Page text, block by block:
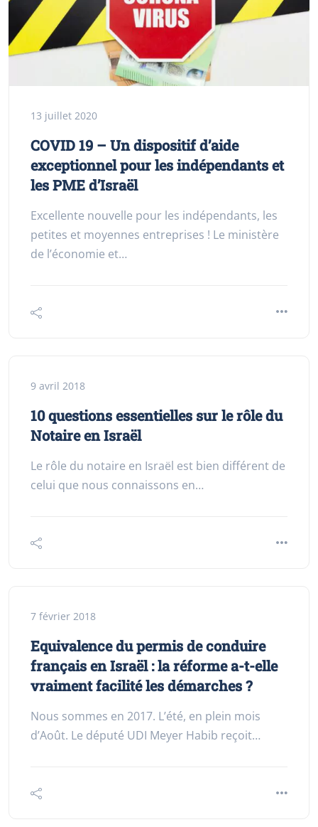
13 juillet 2020
COVID 19 – Un dispositif d’aide
exceptionnel pour les indépendants et
les PME d’Israël
Excellente nouvelle pour les indépendants, les
petites et moyennes entreprises ! Le ministère
de l’économie et…
9 avril 2018
10 questions essentielles sur le rôle du
Notaire en Israël
Le rôle du notaire en Israël est bien différent de
celui que nous connaissons en…
7 février 2018
Equivalence du permis de conduire
français en Israël : la réforme a-t-elle
vraiment facilité les démarches ?
Nous sommes en 2017. L’été, en plein mois
d’Août. Le député UDI Meyer Habib reçoit…